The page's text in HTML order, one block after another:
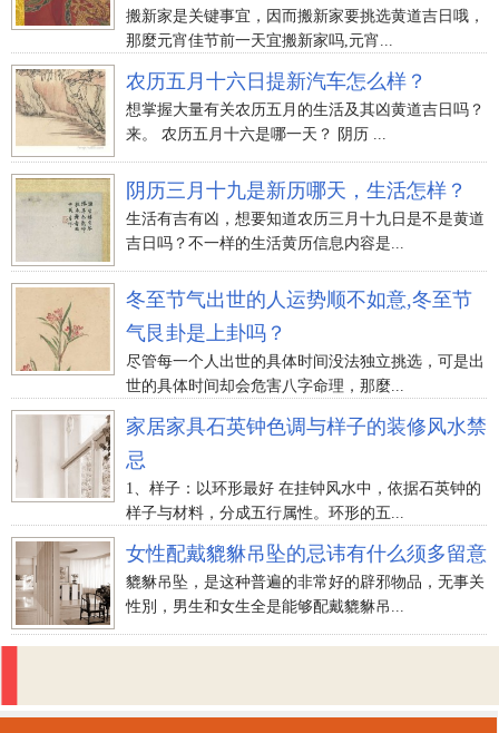
搬新家是关键事宜，因而搬新家要挑选黄道吉日哦，
那麼元宵佳节前一天宜搬新家吗,元宵...
农历五月十六日提新汽车怎么样？
想掌握大量有关农历五月的生活及其凶黄道吉日吗？
来。 农历五月十六是哪一天？ 阴历 ...
阴历三月十九是新历哪天，生活怎样？
生活有吉有凶，想要知道农历三月十九日是不是黄道
吉日吗？不一样的生活黄历信息内容是...
冬至节气出世的人运势顺不如意,冬至节
气艮卦是上卦吗？
尽管每一个人出世的具体时间没法独立挑选，可是出
世的具体时间却会危害八字命理，那麼...
家居家具石英钟色调与样子的装修风水禁
忌
1、样子：以环形最好 在挂钟风水中，依据石英钟的
样子与材料，分成五行属性。环形的五...
女性配戴貔貅吊坠的忌讳有什么须多留意
貔貅吊坠，是这种普遍的非常好的辟邪物品，无事关
性別，男生和女生全是能够配戴貔貅吊...